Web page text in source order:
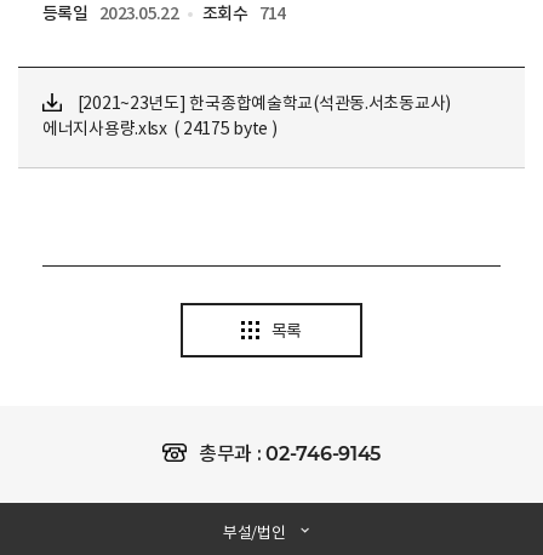
등록일
2023.05.22 조회수 714
[2021~23년도] 한국종합예술학교(석관동.서초동교사)
에너지사용량.xlsx ( 24175 byte )
목록
총무과 :02-746-9145
부설/법인